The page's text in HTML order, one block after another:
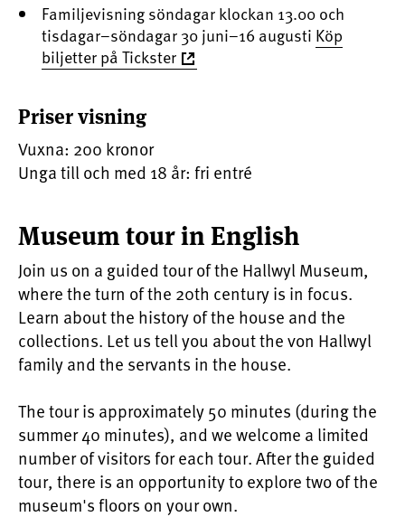
Familjevisning söndagar klockan 13.00 och
tisdagar–söndagar 30 juni–16 augusti Köp
biljetter på Tickster
Priser visning
Vuxna: 200 kronor
Unga till och med 18 år: fri entré
Museum tour in English
Join us on a guided tour of the Hallwyl Museum,
where the turn of the 20th century is in focus.
Learn about the history of the house and the
collections. Let us tell you about the von Hallwyl
family and the servants in the house.
The tour is approximately 50 minutes (during the
summer 40 minutes), and we welcome a limited
number of visitors for each tour. After the guided
tour, there is an opportunity to explore two of the
museum's floors on your own.